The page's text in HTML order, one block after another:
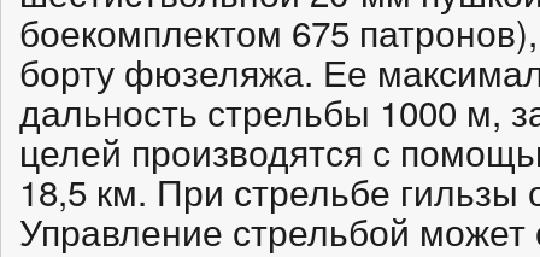
боекомплектом 675
борту фюзеляжа. Ее
дальность стрельбы 1000 м,
целей производятся с
18,5 км. При стрельбе гильзы
Управление стрельбой может